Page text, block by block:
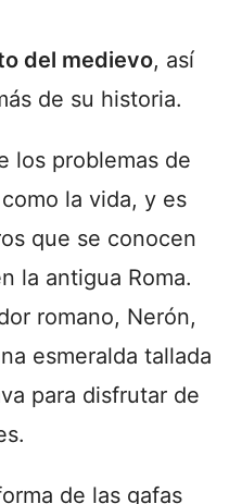
del medievo, así
de su historia.
los problemas de
la vida, y es
que se conocen
la antigua Roma.
romano, Nerón,
esmeralda tallada
para disfrutar de
de las gafas